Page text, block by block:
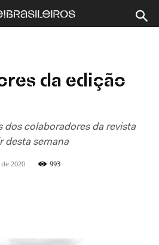
da edição
dos colaboradores da revista
desta semana
2020 993